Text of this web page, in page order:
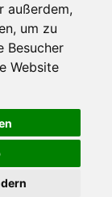
außerdem,
um zu
Besucher
Website
zu speichern.
helfen uns dabei, das
Sie sich damit